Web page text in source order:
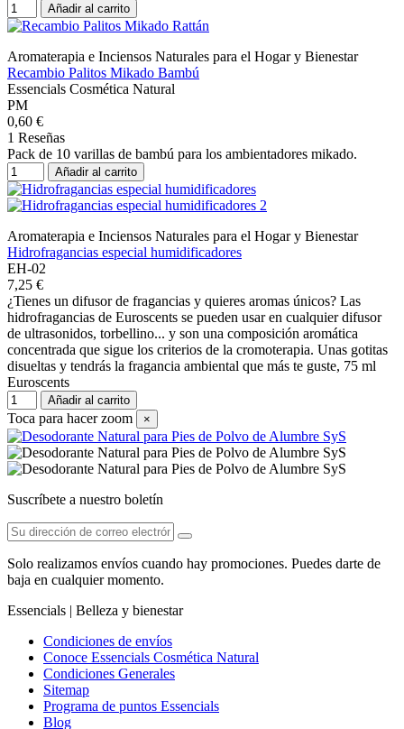
Añadir al carrito
Aromaterapia e Inciensos Naturales para el Hogar y Bienestar
Recambio Palitos Mikado Bambú
Essencials Cosmética Natural
PM
0,60 €
1 Reseñas
Pack de 10 varillas de bambú para los ambientadores mikado.
Añadir al carrito
Aromaterapia e Inciensos Naturales para el Hogar y Bienestar
Hidrofragancias especial humidificadores
EH-02
7,25 €
¿Tienes un difusor de fragancias y quieres aromas únicos? Las
hidrofragancias de Euroscents se pueden usar en cualquier difusor
de ultrasonidos, torbellino... y son una composición aromática
concentrada que sigue los criterios de la cromoterapia. Unas gotitas
disueltas y tendrás la fragancia ambiental que más te guste, 75 ml
Euroscents
Añadir al carrito
Toca para hacer zoom ×
Suscríbete a nuestro boletín
Solo realizamos envíos cuando hay promociones. Puedes darte de
baja en cualquier momento.
Essencials | Belleza y bienestar
Condiciones de envíos
Conoce Essencials Cosmética Natural
Condiciones Generales
Sitemap
Programa de puntos Essencials
Blog